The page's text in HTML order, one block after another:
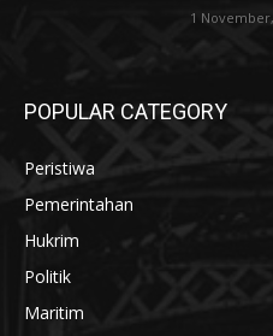
1
POPULAR CATEGORY
Peristiwa
Pemerintahan
Hukrim
Politik
Maritim